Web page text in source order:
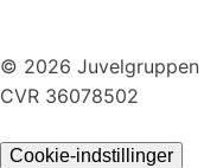
© 2026 Juvelgruppen
CVR 36078502
Cookie-indstillinger